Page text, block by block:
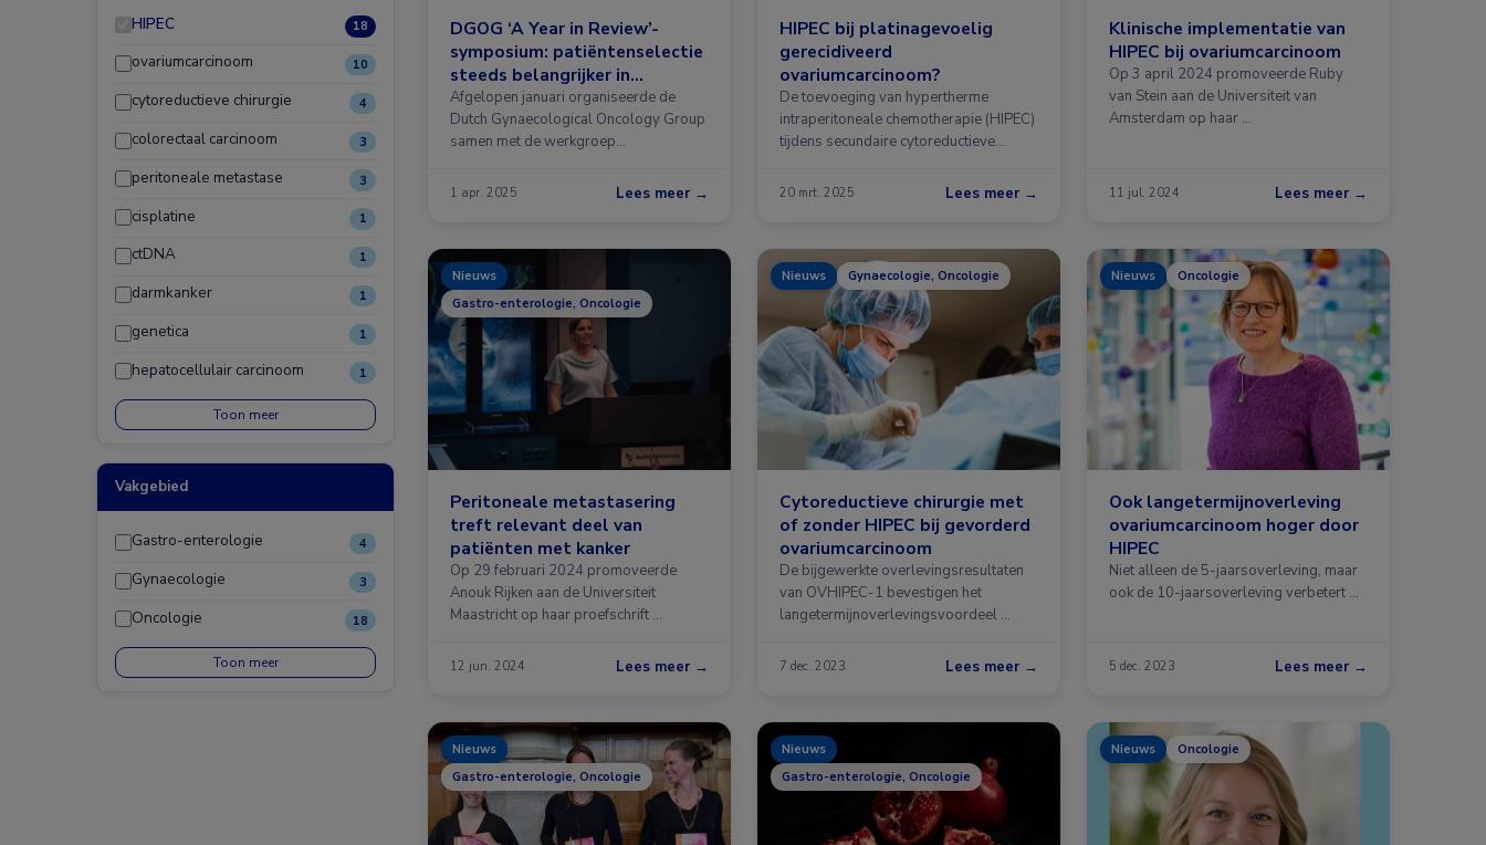
HIPEC 18
ovariumcarcinoom 10
cytoreductieve chirurgie 4
colorectaal carcinoom 3
peritoneale metastase 3
cisplatine 1
ctDNA 1
darmkanker 1
genetica 1
hepatocellulair carcinoom 1
Toon meer
Vakgebied
Gastro-enterologie 4
Gynaecologie 3
Oncologie 18
Toon meer
DGOG ‘A Year in Review’-
symposium: patiëntenselectie
steeds belangrijker in
gynaecologische oncologie
Afgelopen januari organiseerde de
Dutch Gynaecological Oncology Group
samen met de werkgroep
1 apr. 2025 Lees meer →
HIPEC bij platinagevoelig
gerecidiveerd
ovariumcarcinoom?
De toevoeging van hypertherme
intraperitoneale chemotherapie (HIPEC)
tijdens secundaire cytoreductieve
20 mrt. 2025 Lees meer →
Klinische implementatie van
HIPEC bij ovariumcarcinoom
Op 3 april 2024 promoveerde Ruby
van Stein aan de Universiteit van
Amsterdam op haar …
11 jul. 2024 Lees meer →
Nieuws
Gastro-enterologie, Oncologie
Peritoneale metastasering
treft relevant deel van
patiënten met kanker
Op 29 februari 2024 promoveerde
Anouk Rijken aan de Universiteit
Maastricht op haar proefschrift …
12 jun. 2024 Lees meer →
Nieuws Gynaecologie, Oncologie
Cytoreductieve chirurgie met
of zonder HIPEC bij gevorderd
ovariumcarcinoom
De bijgewerkte overlevingsresultaten
van OVHIPEC-1 bevestigen het
langetermijnoverlevingsvoordeel …
7 dec. 2023 Lees meer →
Nieuws Oncologie
Ook langetermijnoverleving
ovariumcarcinoom hoger door
HIPEC
Niet alleen de 5-jaarsoverleving, maar
ook de 10-jaarsoverleving verbetert …
5 dec. 2023 Lees meer →
Nieuws
Gastro-enterologie, Oncologie
Nieuws
Gastro-enterologie, Oncologie
Nieuws Oncologie